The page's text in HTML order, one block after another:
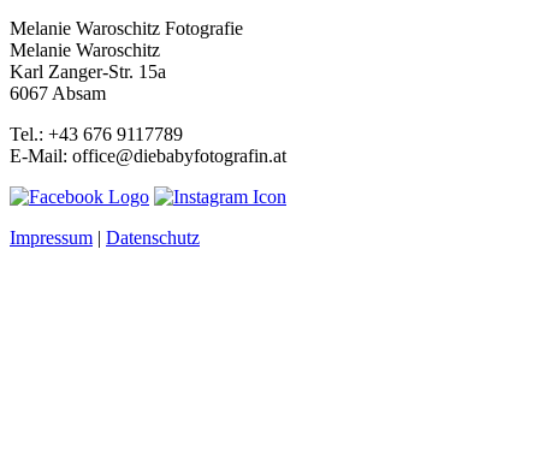
Melanie Waroschitz Fotografie
Melanie Waroschitz
Karl Zanger-Str. 15a
6067 Absam
Tel.: +43 676 9117789
E-Mail: office@diebabyfotografin.at
Impressum | Datenschutz